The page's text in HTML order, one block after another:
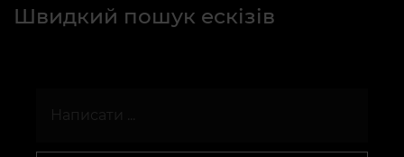
Швидкий пошук ескізів